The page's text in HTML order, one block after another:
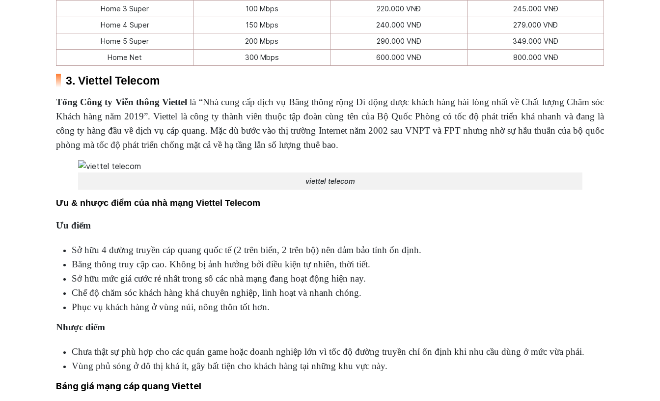
Home 3 Super
100 Mbps 220.000 VNĐ
245.000 VNĐ
Home 4 Super
150 Mbps 240.000 VNĐ
279.000 VNĐ
Home 5 Super
200 Mbps 290.000 VNĐ
349.000 VNĐ
Home Net
300 Mbps 600.000 VNĐ 800.000 VNĐ
3. Viettel Telecom
Tổng Công ty Viễn thông Viettel là “Nhà cung cấp dịch vụ Băng thông rộng Di động được khách hàng hài lòng nhất về Chất lượng Chăm sóc
Khách hàng năm 2019”. Viettel là công ty thành viên thuộc tập đoàn cùng tên của Bộ Quốc Phòng có tốc độ phát triển khá nhanh và đang là
công ty hàng đầu về dịch vụ cáp quang. Mặc dù bước vào thị trường Internet năm 2002 sau VNPT và FPT nhưng nhờ sự hẫu thuẫn của bộ quốc
phòng mà tốc độ phát triển chống mặt cả về hạ tầng lẫn số lượng thuê bao.
viettel telecom
Ưu & nhược điểm của nhà mạng Viettel Telecom
Ưu điểm
Sở hữu 4 đường truyền cáp quang quốc tế (2 trên biển, 2 trên bộ) nên đảm bảo tính ổn định.
Băng thông truy cập cao. Không bị ảnh hưởng bởi điều kiện tự nhiên, thời tiết.
Sở hữu mức giá cước rẻ nhất trong số các nhà mạng đang hoạt động hiện nay.
Chế độ chăm sóc khách hàng khá chuyên nghiệp, linh hoạt và nhanh chóng.
Phục vụ khách hàng ở vùng núi, nông thôn tốt hơn.
Nhược điểm
Chưa thật sự phù hợp cho các quán game hoặc doanh nghiệp lớn vì tốc độ đường truyền chỉ ổn định khi nhu cầu dùng ở mức vừa phải.
Vùng phủ sóng ở đô thị khá ít, gây bất tiện cho khách hàng tại những khu vực này.
Bảng giá mạng cáp quang Viettel